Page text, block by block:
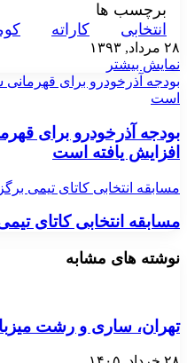
برچسب ها
انتخابی
کاراته
۲۸ مرداد, ۱۳۹۳
نمایش بیشتر
است
افزایش یافته است
مسابقه انتخابی کاتای تیمی
مسابقه انتخابی کاتای
نوشته های مشابه
تهران، ساری و رشت